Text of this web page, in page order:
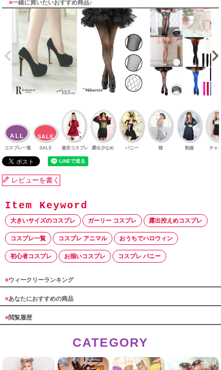
■一緒に買いたいおすすめ商品♪
ALL
コスプレ一覧
SALE
SALE 激安コスプレ 露出少なめ バニー 猫 制服 チャ
レビューを書く
大きいサイズのコスプレ ガーリー コスプレ 露出控えめコスプレ
コスプレ一覧 コスプレ アニマル おうちでハロウィン
初心者コスプレ お揃いコスプレ コスプレ バニー
■ウィークリーランキング
■あなたにおすすめの商品
■閲覧履歴
CATEGORY